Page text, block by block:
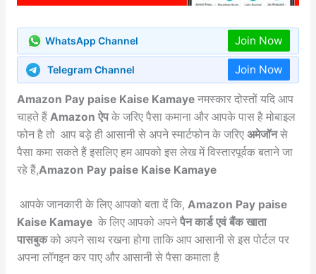
WhatsApp Channel Join Now
Telegram Channel Join Now
Amazon Pay paise Kaise Kamaye नमस्कार दोस्तों यदि आप
चाहते हैं Amazon ऐपके जरिए पैसा कमाना और आपके पास है मोबाइल
फोन है तो आप बड़े ही आसानी से अपने स्मार्टफोन के जरिए अमेजॉनसे
पैसा कमा सकते हैं इसलिए हम आपको इस लेख में विस्तारपूर्वक बताने जा
रहे हैं,Amazon Pay paise Kaise Kamaye
आपके जानकारी के लिए आपको बता दें कि, Amazon Pay paise
Kaise Kamayeके लिए आपको अपनेपैन कार्ड एवं बैंक खाता
पासबुकको अपने साथ रखना होगा ताकि आप आसानी से इस पोर्टल पर
अपना लॉगइन कर पाए और आसानी से पैसा कमाता है